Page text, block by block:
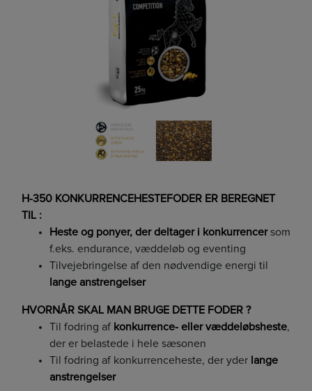
H-350 KONKURRENCEHESTEFODER ER BEREGNET
TIL :
Heste og ponyer, der deltager i konkurrencersom
f.eks. endurance, væddeløb og eventing
Tilvejebringelse af den nødvendige energi til
lange anstrengelser
HVORNÅR SKAL MAN BRUGE DETTE FODER ?
Til fodring af konkurrence- eller væddeløbsheste,
der er belastede i hele sæsonen
Til fodring af konkurrenceheste, der yder lange
anstrengelser